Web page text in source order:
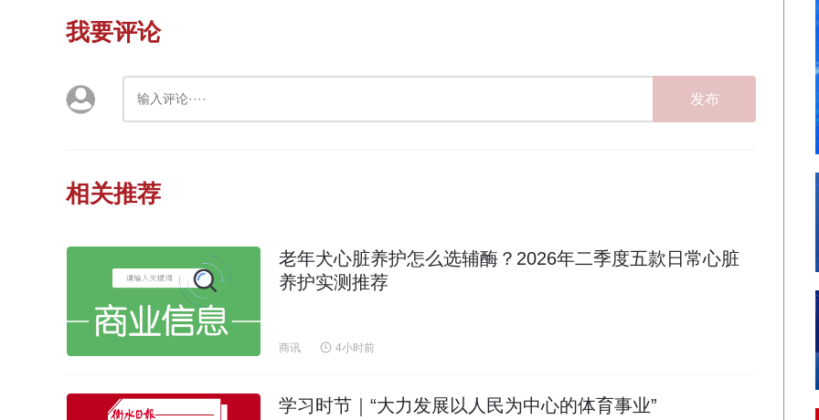
我要评论
发布
相关推荐
老年犬心脏养护怎么选辅酶？2026年二季度五款日常心脏
养护实测推荐
商讯 4小时前
学习时节｜“大力发展以人民为中心的体育事业”